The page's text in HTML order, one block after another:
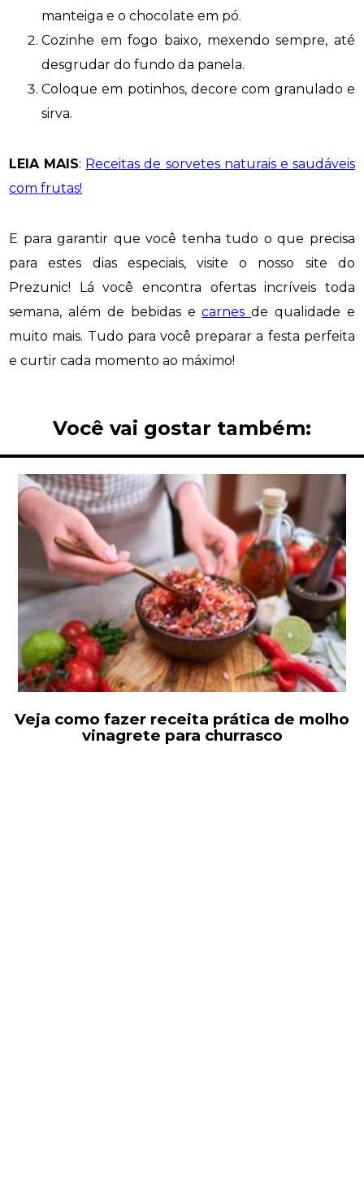
manteiga e o chocolate em pó.
Cozinhe em fogo baixo, mexendo sempre, até
desgrudar do fundo da panela.
Coloque em potinhos, decore com granulado e
sirva.
LEIA MAIS: Receitas de sorvetes naturais e saudáveis
com frutas!
E para garantir que você tenha tudo o que precisa
para estes dias especiais, visite o nosso site do
Prezunic! Lá você encontra ofertas incríveis toda
semana, além de bebidas ecarnesde qualidade e
muito mais. Tudo para você preparar a festa perfeita
e curtir cada momento ao máximo!
Você vai gostar também:
Veja como fazer receita prática de molho
vinagrete para churrasco